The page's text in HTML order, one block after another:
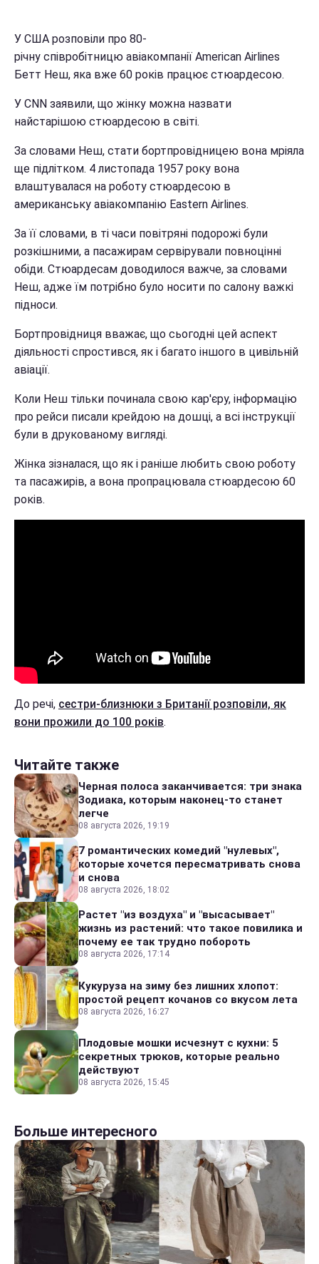
У США розповіли про 80-
річну співробітницю авіакомпанії American Airlines
Бетт Неш, яка вже 60 років працює стюардесою.
У CNN заявили, що жінку можна назвати
найстарішою стюардесою в світі.
За словами Неш, стати бортпровідницею вона мріяла
ще підлітком. 4 листопада 1957 року вона
влаштувалася на роботу стюардесою в
американську авіакомпанію Eastern Airlines.
За її словами, в ті часи повітряні подорожі були
розкішними, а пасажирам сервірували повноцінні
обіди. Стюардесам доводилося важче, за словами
Неш, адже їм потрібно було носити по салону важкі
підноси.
Бортпровідниця вважає, що сьогодні цей аспект
діяльності спростився, як і багато іншого в цивільній
авіації.
Коли Неш тільки починала свою кар'єру, інформацію
про рейси писали крейдою на дошці, а всі інструкції
були в друкованому вигляді.
Жінка зізналася, що як і раніше любить свою роботу
та пасажирів, а вона пропрацювала стюардесою 60
років.
До речі, сестри-близнюки з Британії розповіли, як
вони прожили до 100 років.
Читайте также
Черная полоса заканчивается: три знака
Зодиака, которым наконец-то станет
легче
08 августа 2026, 19:19
7 романтических комедий "нулевых",
которые хочется пересматривать снова
и снова
08 августа 2026, 18:02
Растет "из воздуха" и "высасывает"
жизнь из растений: что такое повилика и
почему ее так трудно побороть
08 августа 2026, 17:14
Кукуруза на зиму без лишних хлопот:
простой рецепт кочанов со вкусом лета
08 августа 2026, 16:27
Плодовые мошки исчезнут с кухни: 5
секретных трюков, которые реально
действуют
08 августа 2026, 15:45
Больше интересного